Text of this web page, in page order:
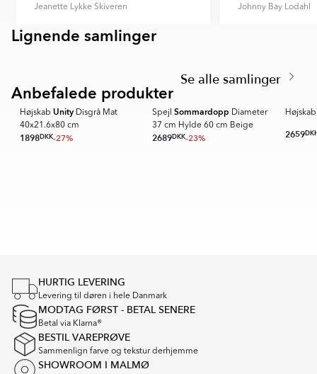
fra den faktiske produkts farve, da dette kan skyldes
kameraindstillinger og andre faktorer.
Jeanette Lykke Skiveren Johnny Bay Lodahl
Item
Lignende samlinger
EKSKÄR TOPS
6
Se alle samlinger
Anbefalede produkter
Højskab Unity Disgrå Mat
40x21.6x80 cm
1898DKK-27%
SpejlSommardopp Diameter
37 cm Hylde 60 cm Beige
2689DKK-23% 2659
HURTIG LEVERING
Levering til døren i hele Danmark
MODTAG FØRST - BETAL SENERE
Betal via Klarna®
BESTIL VAREPRØVE
Sammenlign farve og tekstur derhjemme
SHOWROOM I MALMØ